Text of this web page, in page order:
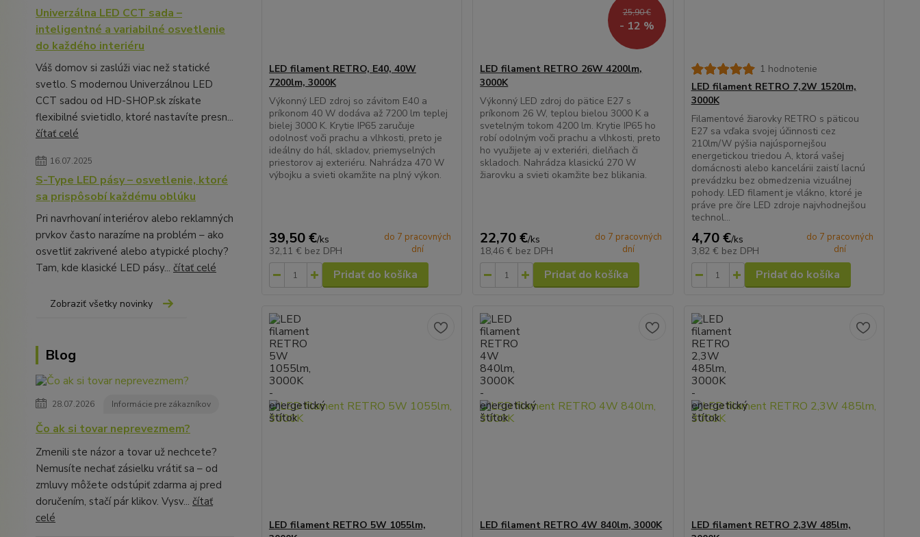
Univerzálna LED CCT sada –
inteligentné a variabilné osvetlenie
do každého interiéru
Váš domov si zaslúži viac než statické
svetlo. S modernou Univerzálnou LED
CCT sadou od HD-SHOP.sk získate
flexibilné svietidlo, ktoré nastavíte presn...
čítať celé
16.07.2025
S-Type LED pásy – osvetlenie, ktoré
sa prispôsobí každému oblúku
Pri navrhovaní interiérov alebo reklamných
prvkov často narazíme na problém – ako
osvetliť zakrivené alebo atypické plochy?
Tam, kde klasické LED pásy... čítať celé
Zobraziť všetky novinky
Blog
28.07.2026 Informácie pre zákazníkov
Čo ak si tovar neprevezmem?
Zmenili ste názor a tovar už nechcete?
Nemusíte nechať zásielku vrátiť sa – od
zmluvy môžete odstúpiť zdarma aj pred
doručením, stačí pár klikov. Vysv... čítať
celé
LED filament RETRO, E40, 40W
7200lm, 3000K
Výkonný LED zdroj so závitom E40 a
príkonom 40 W dodáva až 7200 lm teplej
bielej 3000 K. Krytie IP65 zaručuje
odolnosť voči prachu a vlhkosti, preto je
ideálny do hál, skladov, priemyselných
priestorov aj exteriéru. Nahrádza 470 W
výbojku a svieti okamžite na plný výkon.
39,50 €/ks
32,11 € bez DPH
do 7 pracovných
dní
Pridať do košíka
25,90 €
- 12 %
LED filament RETRO 26W 4200lm,
3000K
Výkonný LED zdroj do pätice E27 s
príkonom 26 W, teplou bielou 3000 K a
svetelným tokom 4200 lm. Krytie IP65 ho
robí odolným voči prachu a vlhkosti, preto
ho využijete aj v exteriéri, dielňach či
skladoch. Nahrádza klasickú 270 W
žiarovku a svieti okamžite bez blikania.
22,70 €/ks
18,46 € bez DPH
do 7 pracovných
dní
Pridať do košíka
1 hodnotenie
LED filament RETRO 7,2W 1520lm,
3000K
Filamentové žiarovky RETRO s päticou
E27 sa vďaka svojej účinnosti cez
210lm/W pýšia najúspornejšou
energetickou triedou A, ktorá vašej
domácnosti alebo kancelárii zaistí lacnú
prevádzku bez obmedzenia vizuálnej
pohody. LED filament je vlákno, ktoré je
práve pre číre LED zdroje najvhodnejšou
technol...
4,70 €/ks
3,82 € bez DPH
do 7 pracovných
dní
Pridať do košíka
LED filament RETRO 5W 1055lm,
LED filament RETRO 4W 840lm, 3000K
LED filament RETRO 2,3W 485lm,